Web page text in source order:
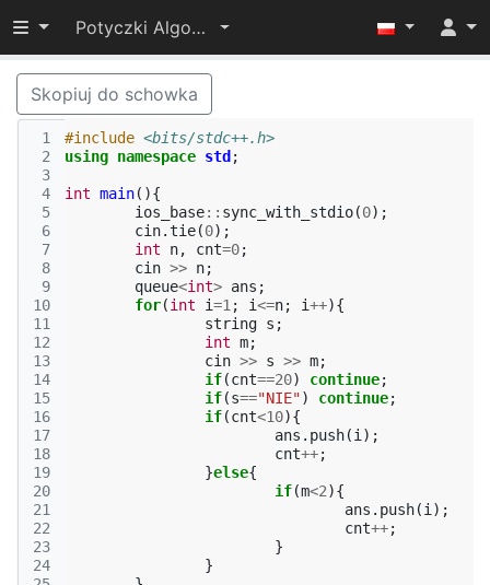
Przełącz widoczność menu
Potyczki Algorytmiczne 2025
Skopiuj do schowka
1
2
3
4
5
6
7
8
9
10
11
12
13
14
15
16
17
18
19
20
21
22
23
24
#include <bits/stdc++.h>
using namespace std ;
int main(){
ios_base:: sync_with_stdio(0);
cin.tie(0);
int
n, cnt=0;
cin >> n;
queue<int> ans ;
for(int i=1 ; i<=n; i++){
string s ;
int m;
cin >> s >> m;
if(cnt==20) continue;
if(s=="NIE") continue;
if(cnt<10){
ans . push(i );
cnt++;
}else{
if(m<2){
ans . push(i );
cnt++;
}
}